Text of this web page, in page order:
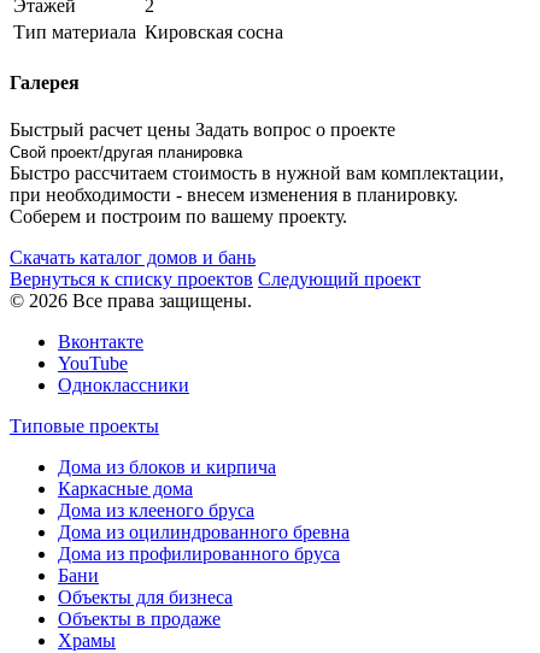
Этажей
2
Тип материала Кировская сосна
Галерея
Быстрый расчет цены Задать вопрос о проекте
Свой проект/другая планировка
Быстро рассчитаем стоимость в нужной вам комплектации,
при необходимости - внесем изменения в планировку.
Соберем и построим по вашему проекту.
Скачать каталог домов и бань
Вернуться к списку проектов Следующий проект
© 2026 Все права защищены.
Вконтакте
YouTube
Одноклассники
Типовые проекты
Дома из блоков и кирпича
Каркасные дома
Дома из клееного бруса
Дома из оцилиндрованного бревна
Дома из профилированного бруса
Бани
Объекты для бизнеса
Объекты в продаже
Храмы